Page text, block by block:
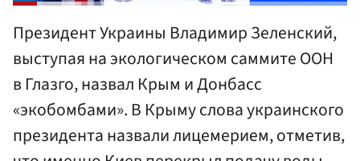
Президент Украины Владимир Зеленский,
выступая на экологическом саммите ООН
в Глазго, назвал Крым и Донбасс
«экобомбами». В Крыму слова украинского
президента назвали лицемерием, отметив,